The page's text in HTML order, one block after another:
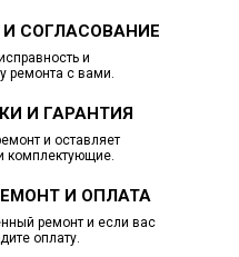
СОГЛАСОВАНИЕ
и
ремонта с вами.
И ГАРАНТИЯ
и оставляет
комплектующие.
И ОПЛАТА
ремонт и если вас
оплату.